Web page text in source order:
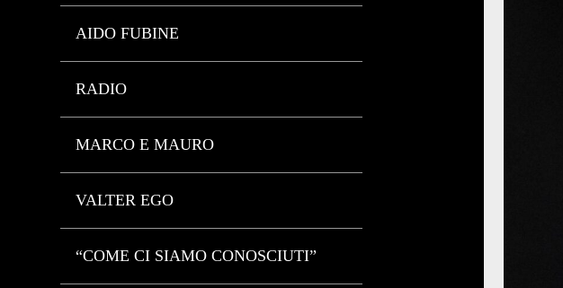
AIDO FUBINE
RADIO
MARCO E MAURO
VALTER EGO
“COME CI SIAMO CONOSCIUTI”